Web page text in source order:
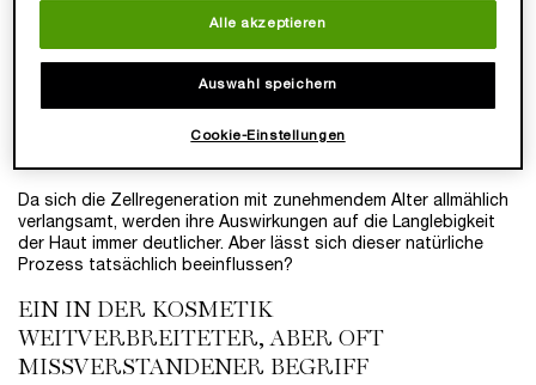
Langfristig verliert die Haut an Elastizität, es kommt zu
Hauterschlaffungen an bestimmten Stellen, wie
beispielsweise an der Kinnlinie
Da sich die Zellregeneration mit zunehmendem Alter allmählich
verlangsamt, werden ihre Auswirkungen auf die Langlebigkeit
der Haut immer deutlicher. Aber lässt sich dieser natürliche
Prozess tatsächlich beeinflussen?
EIN IN DER KOSMETIK
WEITVERBREITETER, ABER OFT
MISSVERSTANDENER BEGRIFF
Alle akzeptieren
Auswahl speichern
Cookie-Einstellungen